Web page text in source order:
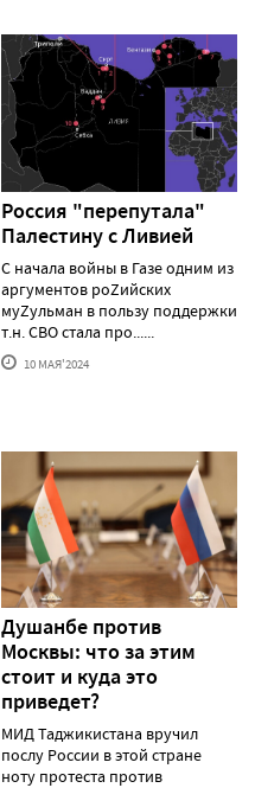
Россия "перепутала"
Палестину с Ливией
С начала войны в Газе одним из
аргументов роZийских
муZульман в пользу поддержки
т.н. СВО стала про......
10 МАЯ'2024
Душанбе против
Москвы: что за этим
стоит и куда это
приведет?
МИД Таджикистана вручил
послу России в этой стране
ноту протеста против